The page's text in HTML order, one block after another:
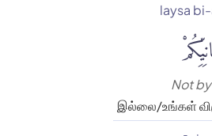
laysa
Not
இல்லை/உங்கள்